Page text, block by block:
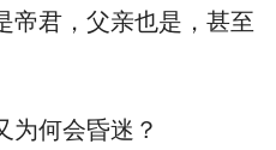
帝君，父亲也是，甚至
何会昏迷？